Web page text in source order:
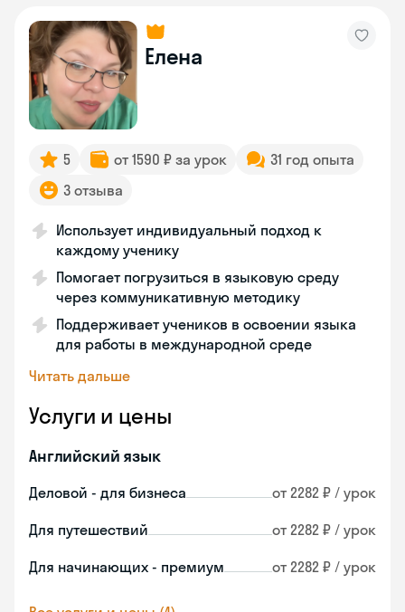
Елена
5 от 1590 ₽ за урок
31 год опыта
3 отзыва
Использует индивидуальный подход к
каждому ученику
Помогает погрузиться в языковую среду
через коммуникативную методику
Поддерживает учеников в освоении языка
для работы в международной среде
Читать дальше
Услуги и цены
Английский язык
Деловой - для бизнеса от 2282 ₽ / урок
Для путешествий от 2282 ₽ / урок
Для начинающих - премиум от 2282 ₽ / урок